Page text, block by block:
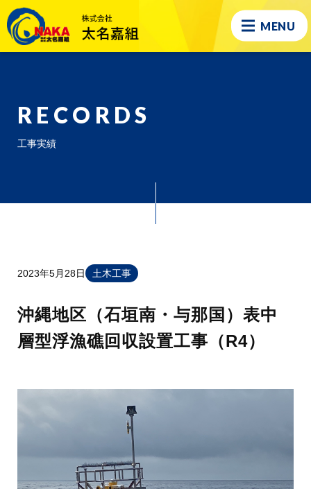
MENU
RECORDS
工事実績
2023年5月28日 土木工事
沖縄地区（石垣南・与那国）表中
層型浮漁礁回収設置工事（R4）